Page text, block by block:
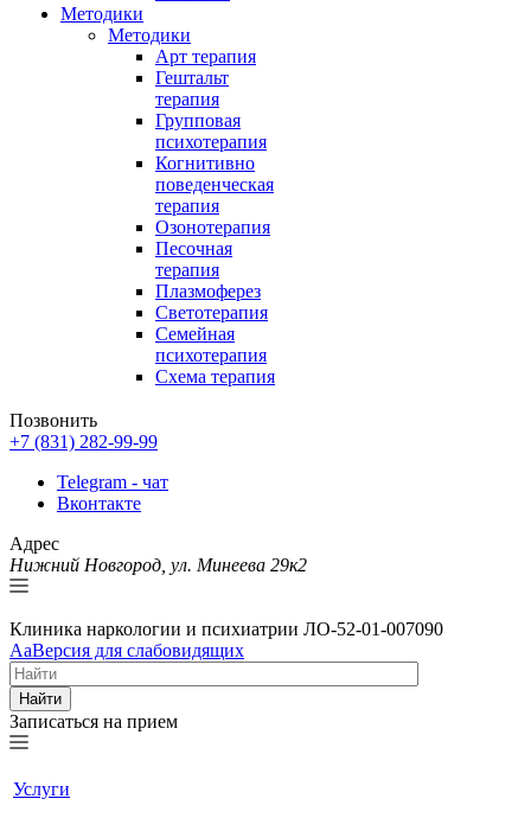
Методики
Методики
Арт терапия
Гештальт
терапия
Групповая
психотерапия
Когнитивно
поведенческая
терапия
Озонотерапия
Песочная
терапия
Плазмоферез
Светотерапия
Семейная
психотерапия
Схема терапия
Позвонить
+7 (831) 282-99-99
Telegram - чат
Вконтакте
Адрес
Нижний Новгород, ул. Минеева 29к2
Клиника наркологии и психиатрии ЛО-52-01-007090
AaВерсия для слабовидящих
Найти
Записаться на прием
Услуги